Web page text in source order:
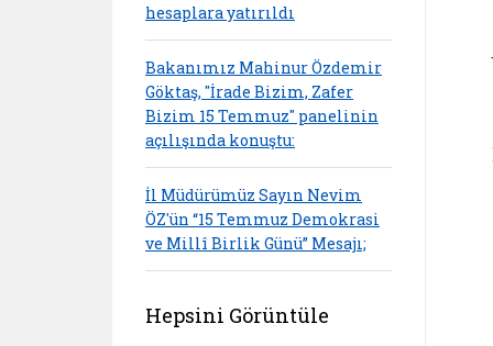
hesaplara yatırıldı
Bakanımız Mahinur Özdemir
Göktaş, "İrade Bizim, Zafer
Bizim 15 Temmuz" panelinin
açılışında konuştu:
İl Müdürümüz Sayın Nevim
ÖZ'ün “15 Temmuz Demokrasi
ve Millî Birlik Günü” Mesajı;
Hepsini Görüntüle